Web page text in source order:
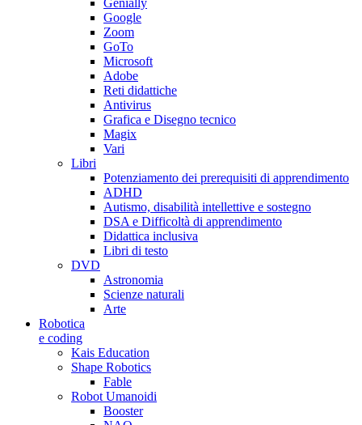
Google
Zoom
GoTo
Microsoft
Adobe
Reti didattiche
Antivirus
Grafica e Disegno tecnico
Magix
Vari
Libri
Potenziamento dei prerequisiti di apprendimento
ADHD
Autismo, disabilità intellettive e sostegno
DSA e Difficoltà di apprendimento
Didattica inclusiva
Libri di testo
DVD
Astronomia
Scienze naturali
Arte
Robotica
e coding
Kais Education
Shape Robotics
Fable
Robot Umanoidi
Booster